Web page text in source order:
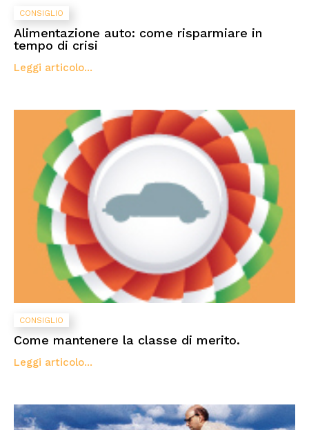
CONSIGLIO
Alimentazione auto: come risparmiare in
tempo di crisi
Leggi articolo...
CONSIGLIO
Come mantenere la classe di merito.
Leggi articolo...